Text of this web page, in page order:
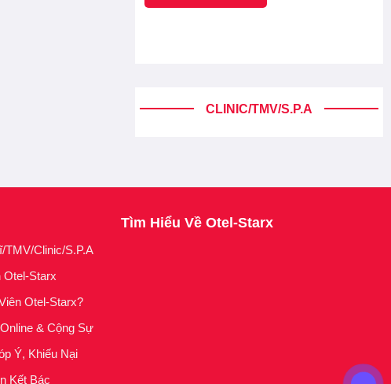
CLINIC/TMV/S.P.A
TMV/Clinic/S.P.A
Otel-Starx
Otel-Starx?
& Cộng Sự
Ý, Khiếu Nại
Kết Bác
Tìm Hiểu Về Otel-Starx